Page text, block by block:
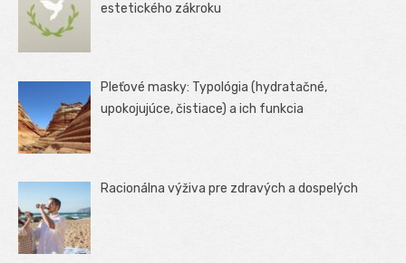
estetického zákroku
Pleťové masky: Typológia (hydratačné,
upokojujúce, čistiace) a ich funkcia
Racionálna výživa pre zdravých a dospelých